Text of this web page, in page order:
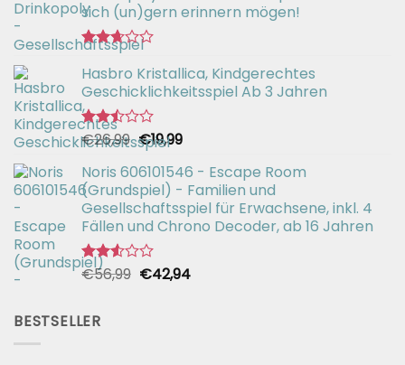
sich (un)gern erinnern mögen!
Bewertet
mit
2.67
von 5
Hasbro Kristallica, Kindgerechtes
Geschicklichkeitsspiel Ab 3 Jahren
Bewertet
mit
2.49
von 5
€26,99 Ursprünglicher
Preis
war:
€26,99
€19,99Aktueller
ist:
€19,99.
Noris 606101546 - Escape Room
(Grundspiel) - Familien und
Gesellschaftsspiel für Erwachsene, inkl. 4
Fällen und Chrono Decoder, ab 16 Jahren
Bewertet
von 5
€56,99 Ursprünglicher
€42,94Aktueller
BESTSELLER